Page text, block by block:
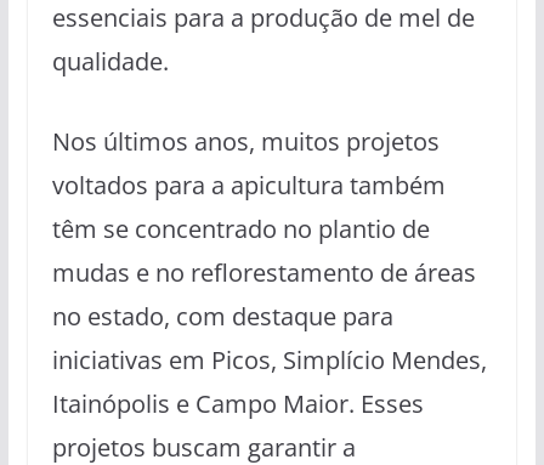
essenciais para a produção de mel de
qualidade.
Nos últimos anos, muitos projetos
voltados para a apicultura também
têm se concentrado no plantio de
mudas e no reflorestamento de áreas
no estado, com destaque para
iniciativas em Picos, Simplício Mendes,
Itainópolis e Campo Maior. Esses
projetos buscam garantir a